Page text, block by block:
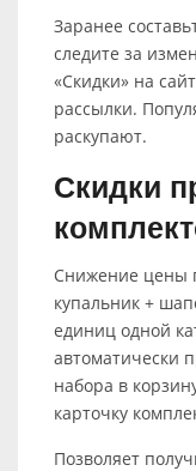
Заранее
следите за
«Скидки» на
рассылки.
раскупают.
Скидки
Снижение цены
купальник +
единиц одной
автоматически
набора в
карточку
Позволяет